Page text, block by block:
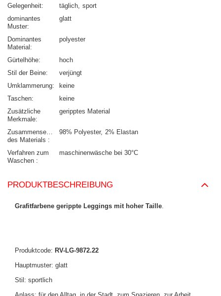
Gelegenheit
täglich sport
dominantes
Muster
glatt
Dominantes
Material
polyester
Gürtelhöhe
hoch
Stil der Beine
verjüngt
Umklammerung
keine
Taschen
keine
Zusätzliche
Merkmale
geripptes Material
Zusammensetzung
des Materials
98% Polyester 2% Elastan
Verfahren zum
Waschen
maschinenwäsche bei 30°C
PRODUKTBESCHREIBUNG
Grafitfarbene gerippte Leggings mit hoher Taille.
Produktcode: RV-LG-9872.22
Hauptmuster: glatt
Stil: sportlich